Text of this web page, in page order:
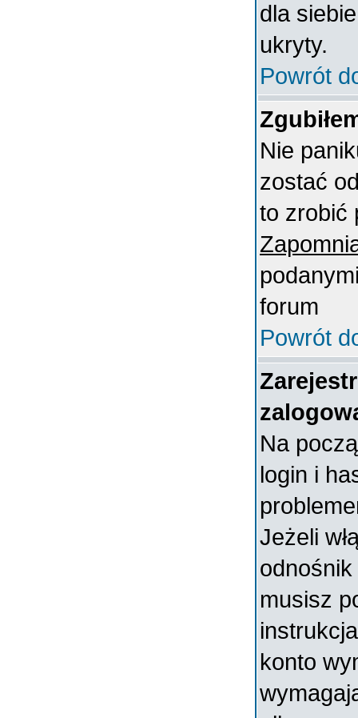
dla
ukryty.
Powrót
Nie
zostać
to zrobić
forum
Powrót
Na
login i
Jeżeli
odnośnik
musisz
konto